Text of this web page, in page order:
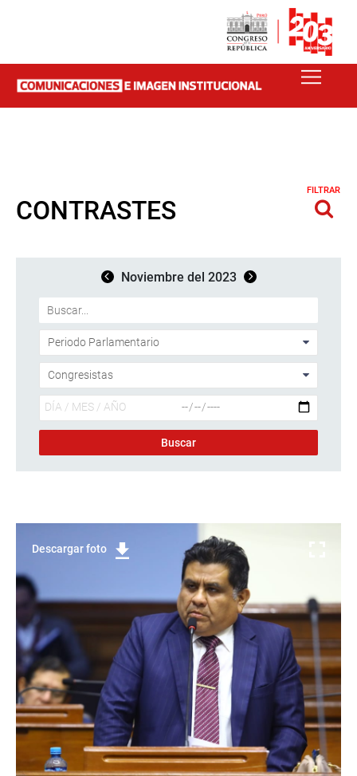
CONTRASTES
FILTRAR
Noviembre del 2023
Descargar foto